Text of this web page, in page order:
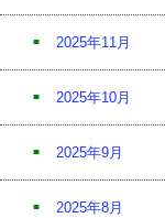
2025年11月
2025年10月
2025年9月
2025年8月